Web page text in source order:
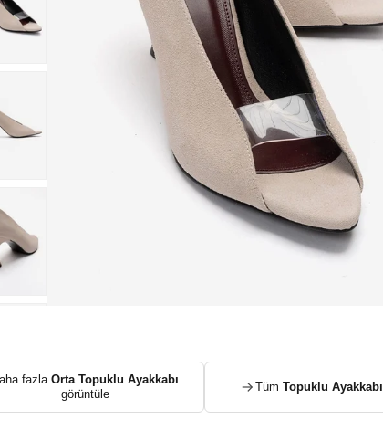
fazlaOrta Topuklu Ayakkabı
görüntüle
Tüm Topuklu Ayakkabı